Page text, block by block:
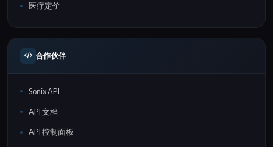
医疗定价
合作伙伴
Sonix API
API 文档
API 控制面板